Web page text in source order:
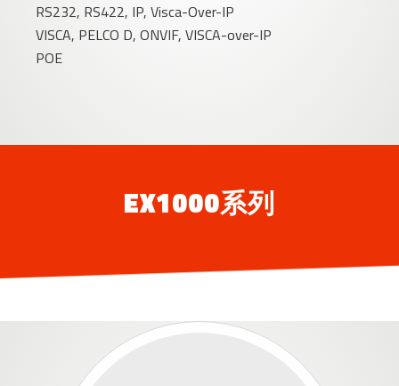
RS232, RS422, IP, Visca-Over-IP
VISCA, PELCO D, ONVIF, VISCA-over-IP
POE
EX1000系列